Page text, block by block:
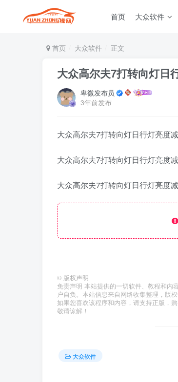
首页 大众软件
首页 大众软件 正文
大众高尔夫7打转向灯日
卑微发布员
3年前发布
大众高尔夫7打转向灯日行灯亮度
大众高尔夫7打转向灯日行灯亮度
大众高尔夫7打转向灯日行灯亮度
© 版权声明
免责声明 本站提供的一切软件、教程和内
户自负。本站信息来自网络收集整理，版
如果您喜欢该程序和内容，请支持正版，
敬请谅解！
大众软件